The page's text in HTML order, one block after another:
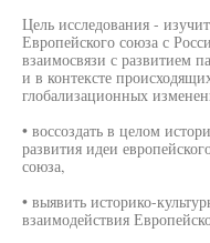
Цель исследования -
Европейского союза с
взаимосвязи с развитием
и в контексте
глобализационных
• воссоздать в целом
развития идеи
союза,
• выявить историко-
взаимодействия